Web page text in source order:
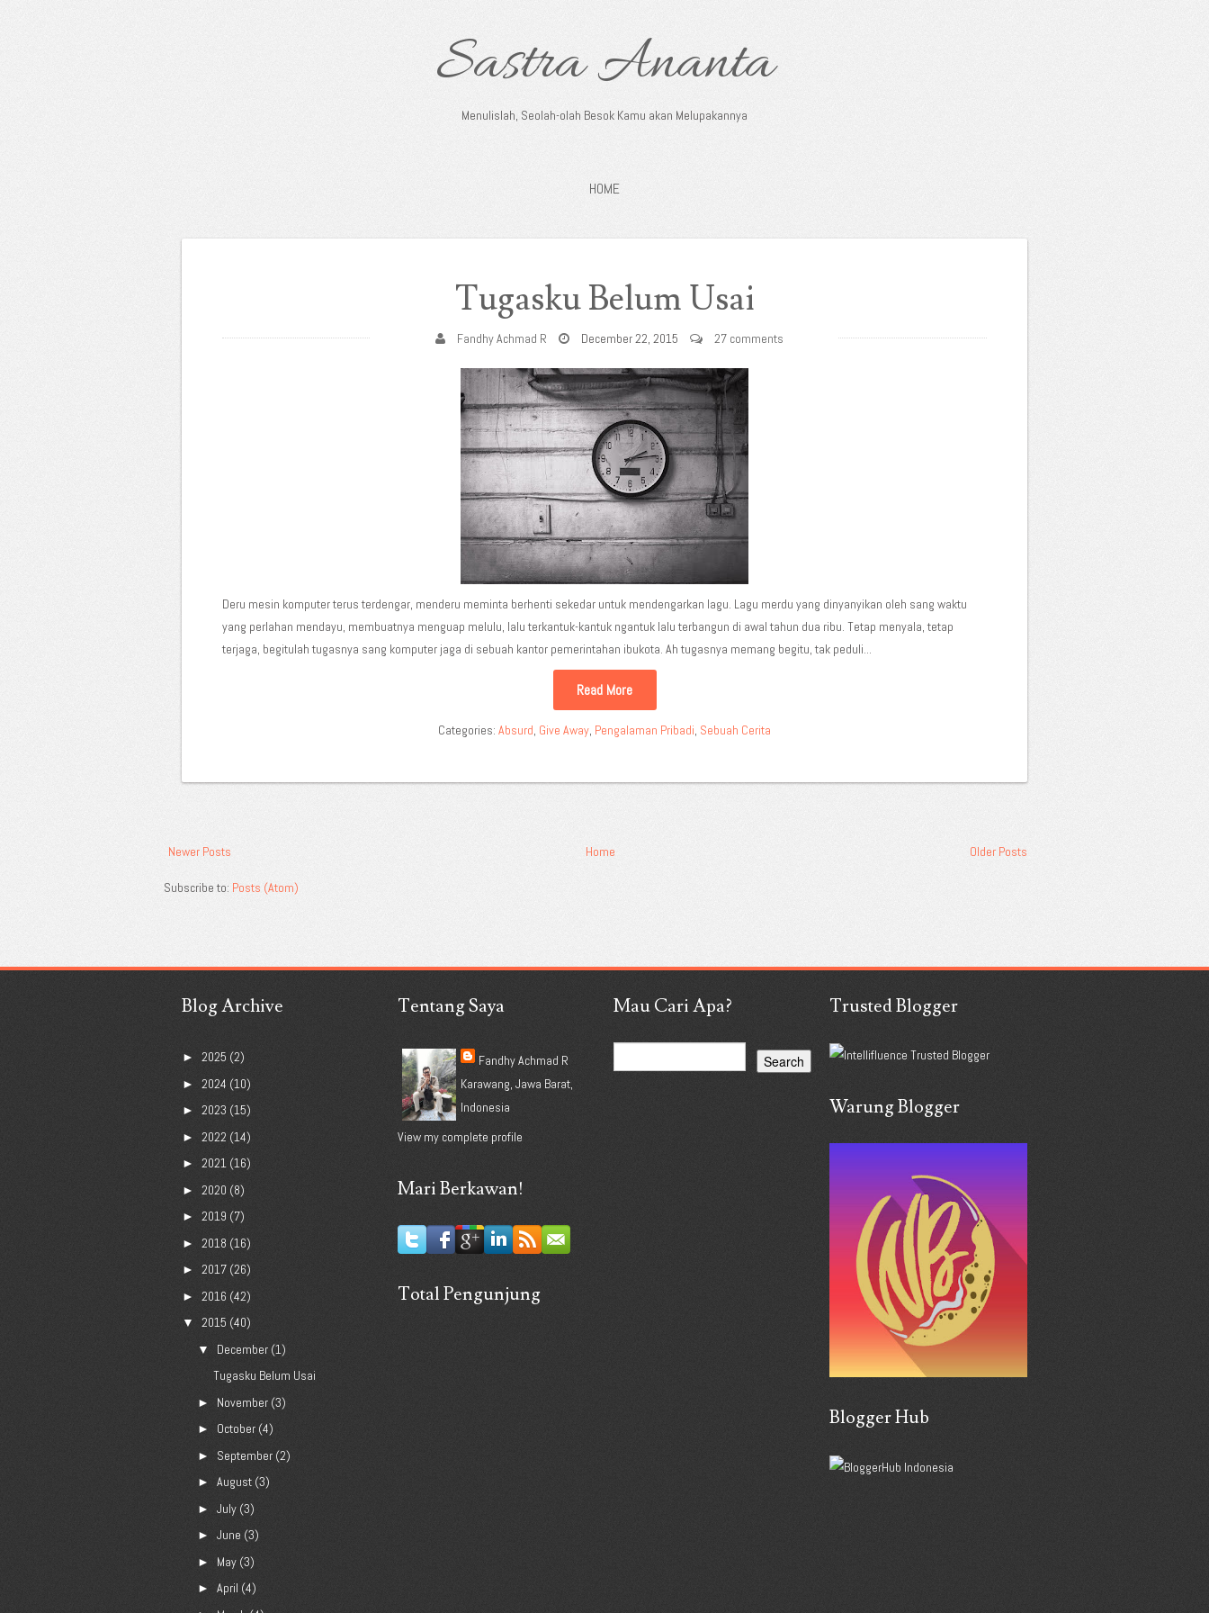
Sastra Ananta
Menulislah, Seolah-olah Besok Kamu akan Melupakannya
HOME
Tugasku Belum Usai
Fandhy Achmad R December 22, 2015 27 comments
Deru mesin komputer terus terdengar, menderu meminta berhenti sekedar untuk mendengarkan lagu. Lagu merdu yang dinyanyikan oleh sang waktu
yang perlahan mendayu, membuatnya menguap melulu, lalu terkantuk-kantuk ngantuk lalu terbangun di awal tahun dua ribu. Tetap menyala, tetap
terjaga, begitulah tugasnya sang komputer jaga di sebuah kantor pemerintahan ibukota. Ah tugasnya memang begitu, tak peduli...
Read More
Categories: Absurd, Give Away, Pengalaman Pribadi, Sebuah Cerita
Newer Posts Older Posts
Home
Subscribe to: Posts (Atom)
Blog Archive
► 2025 (2)
► 2024 (10)
► 2023 (15)
► 2022 (14)
► 2021 (16)
► 2020 (8)
► 2019 (7)
► 2018 (16)
► 2017 (26)
► 2016 (42)
▼ 2015 (40)
▼ December (1)
Tugasku Belum Usai
► November (3)
► October (4)
► September (2)
► August (3)
► July (3)
► June (3)
► May (3)
► April (4)
Tentang Saya
Fandhy Achmad R
Karawang, Jawa Barat,
Indonesia
View my complete profile
Mari Berkawan!
Total Pengunjung
Mau Cari Apa? Trusted Blogger
Warung Blogger
Blogger Hub